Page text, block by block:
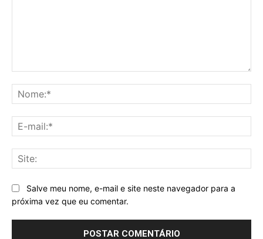
Salve meu nome, e-mail e site neste navegador para a
próxima vez que eu comentar.